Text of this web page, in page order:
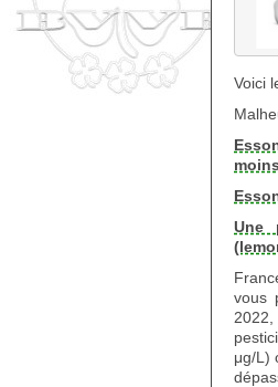
Voici
Une
vous
μg/L)